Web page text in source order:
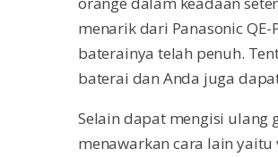
menarik dari Panasonic
baterainya telah penuh.
baterai dan Anda juga
Selain dapat mengisi ulang
menawarkan cara lain